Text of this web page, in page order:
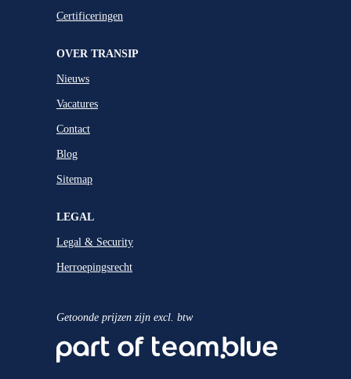
Certificeringen
OVER TRANSIP
Nieuws
Vacatures
Contact
Blog
Sitemap
LEGAL
Legal & Security
Herroepingsrecht
Getoonde prijzen zijn excl. btw